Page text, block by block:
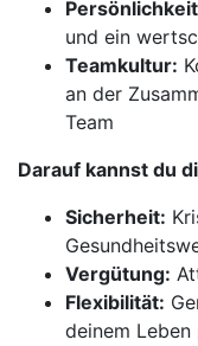
und ein
Teamkultur:
an der
Team
Darauf kannst du
Sicherheit:
Vergütung:
Flexibilität:
deinem Leben